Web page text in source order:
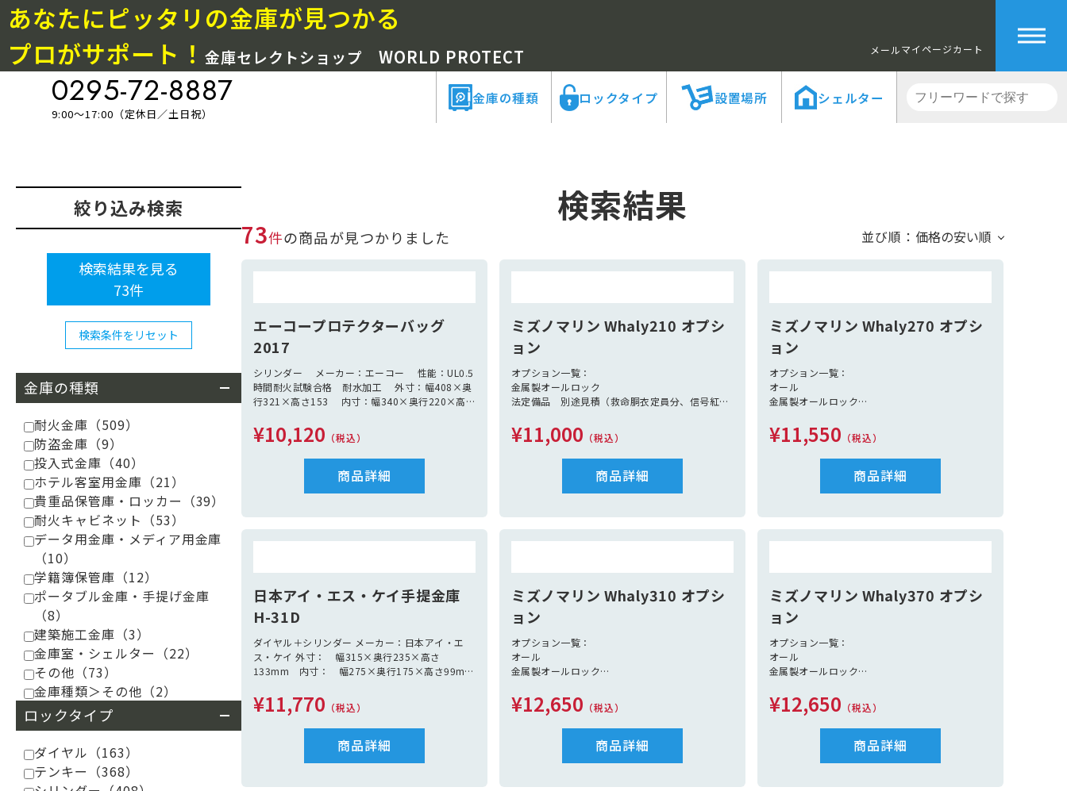
あなたにピッタリの金庫が見つかる
プロがサポート！ 金庫セレクトショップWORLD PROTECT メールマイページカート
0295-72-8887
9:00～17:00（定休日／土日祝）
金庫の種類 ロックタイプ 設置場所 シェルター
絞り込み検索
検索結果を見る
73件
検索条件をリセット
金庫の種類
耐火金庫 （509）
防盗金庫 （9）
投入式金庫 （40）
ホテル客室用金庫 （21）
貴重品保管庫・ロッカー （39）
耐火キャビネット （53）
データ用金庫・メディア用金庫
（10）
学籍簿保管庫 （12）
ポータブル金庫・手提げ金庫
（8）
建築施工金庫 （3）
金庫室・シェルター （22）
その他 （73）
金庫種類＞その他 （2）
ロックタイプ
ダイヤル （163）
テンキー （368）
検索結果
73件の商品が見つかりました 並び順：
エーコープロテクターバッグ
2017
シリンダー メーカー：エーコー 性能：UL0.5
時間耐火試験合格 耐水加工 外寸：幅408×奥
行321×高さ153 内寸：幅340×奥行220×高
ク×シルバー 付属品：鍵2本 取扱説明書
¥10,120 （税込）
商品詳細
ミズノマリン Whaly210 オプシ
ョン
オプション一覧：
金属製オールロック
法定備品 別途見積（救命胴衣定員分、信号紅
プ、
係船ロープ2本、救命浮環、笛）
¥11,000 （税込）
商品詳細
ミズノマリン Whaly270 オプシ
ョン
オプション一覧：
オール
金属製オールロック
炎、黒球、消化バケツ、アンカー、アンカーロー
プ、
係船ロープ2本、救命浮環、笛）
¥11,550 （税込）
商品詳細
日本アイ・エス・ケイ手提金庫
H-31D
ダイヤル＋シリンダー メーカー：日本アイ・エ
ス・ケイ 外寸： 幅315×奥行235×高さ
133mm 内寸： 幅275×奥行175×高さ99mm
¥11,770 （税込）
商品詳細
ミズノマリン Whaly310 オプシ
ョン
オプション一覧：
オール
金属製オールロック
ベンチボックス（310/370/435）
限定沿海仕様
航海灯 別途見積
法定備品 別途見積（救命胴衣定員分、信号紅
炎、黒球、消化バケツ、アンカー、アンカーロー
係船ロープ2本、救命浮環、笛）
¥12,650 （税込）
商品詳細
ミズノマリン Whaly370 オプシ
ョン
オプション一覧：
オール
金属製オールロック
ベンチボックス（310/370/435）
ステンレスフレーム
ポリエチレンフレーム
ビミニトップ（ステンレスフレームが必要）
航海灯 別途見積
¥12,650 （税込）
商品詳細